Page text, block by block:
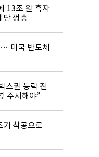
13조 원 흑자
껑충
미국 반도체
스권 등락 전
주시해야”
기 착공으로